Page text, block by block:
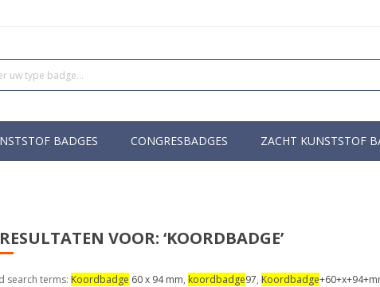
BADGES CONGRESBADGES ZACHT KUNSTSTOF
VOOR: ‘KOORDBADGE’
search terms: Koordbadge 60 x 94 mm, koordbadge97, Koordbadge